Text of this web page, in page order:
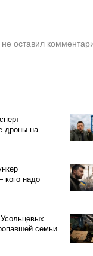
оставил
дроны на
кого надо
семьи